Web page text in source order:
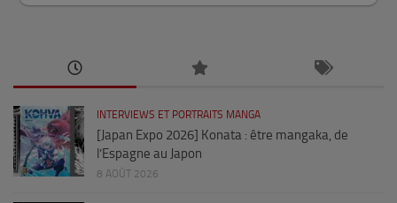
INTERVIEWS ET PORTRAITS MANGA
[Japan Expo 2026] Konata : être mangaka, de
l’Espagne au Japon
8 AOÛT 2026